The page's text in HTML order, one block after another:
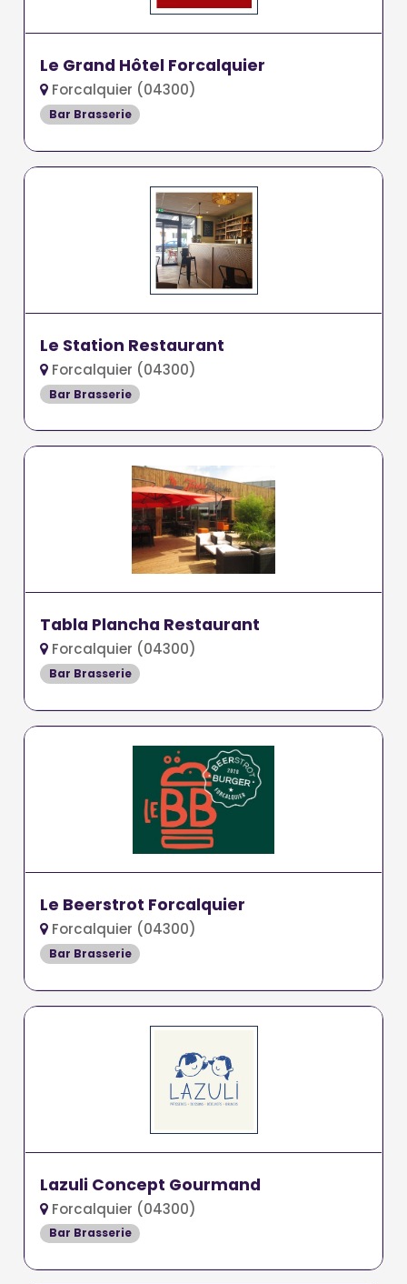
Le Grand Hôtel Forcalquier
Forcalquier (04300)
Bar Brasserie
Le Station Restaurant
Forcalquier (04300)
Bar Brasserie
Tabla Plancha Restaurant
Forcalquier (04300)
Bar Brasserie
Le Beerstrot Forcalquier
Forcalquier (04300)
Bar Brasserie
Lazuli Concept Gourmand
Forcalquier (04300)
Bar Brasserie